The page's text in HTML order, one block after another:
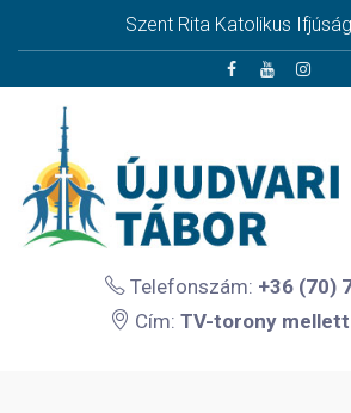
Szent Rita Katolikus
Telefonszám: +36 (70)
Cím: TV-torony